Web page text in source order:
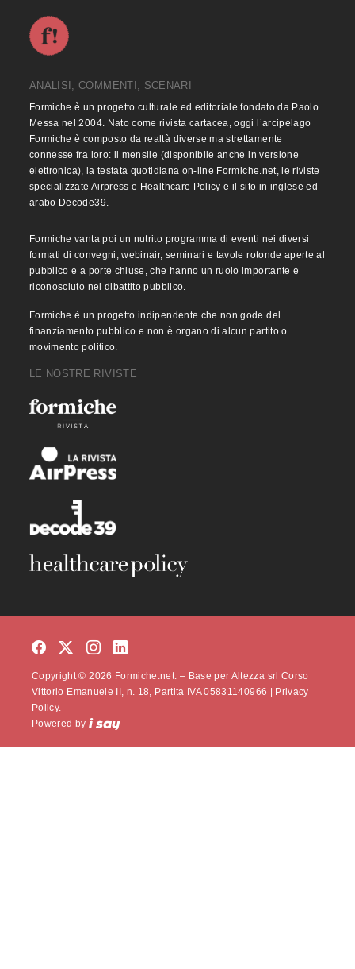
ANALISI, COMMENTI, SCENARI
Formiche è un progetto culturale ed editoriale fondato da Paolo
Messa nel 2004. Nato come rivista cartacea, oggi l’arcipelago
Formiche è composto da realtà diverse ma strettamente
connesse fra loro: il mensile (disponibile anche in versione
elettronica), la testata quotidiana on-line Formiche.net, le riviste
specializzate Airpress e Healthcare Policy e il sito in inglese ed
arabo Decode39.
Formiche vanta poi un nutrito programma di eventi nei diversi
formati di convegni, webinair, seminari e tavole rotonde aperte al
pubblico e a porte chiuse, che hanno un ruolo importante e
riconosciuto nel dibattito pubblico.
Formiche è un progetto indipendente che non gode del
finanziamento pubblico e non è organo di alcun partito o
movimento politico.
LE NOSTRE RIVISTE
Copyright © 2026 Formiche.net. – Base per Altezza srl Corso
Vittorio Emanuele II, n. 18, Partita IVA 05831140966 | Privacy
Policy.
Powered by